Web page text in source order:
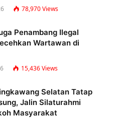
78,970Views
Penambang Ilegal
Wartawan di
15,436Views
Selatan Tatap
Jalin Silaturahmi
Masyarakat